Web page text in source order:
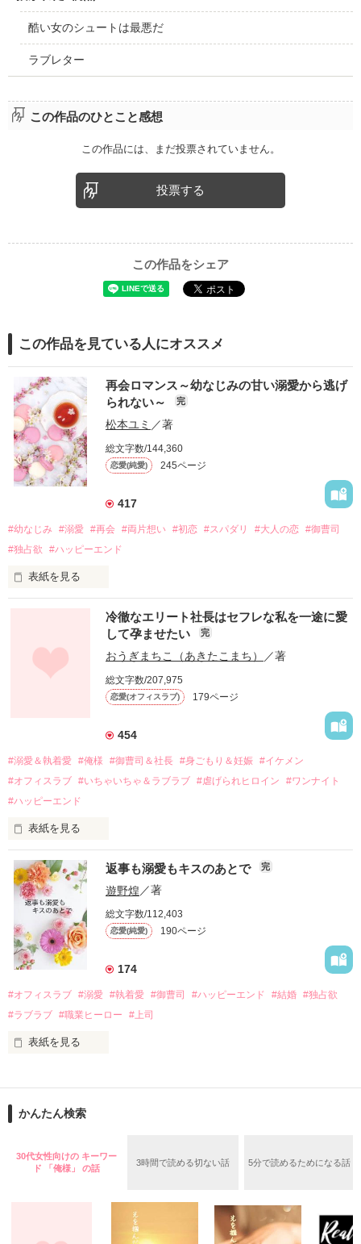
酷い女のシュートは最悪だ
ラブレター
この作品のひとこと感想
この作品には、まだ投票されていません。
投票する
この作品をシェア
この作品を見ている人にオススメ
再会ロマンス～幼なじみの甘い溺愛から逃げ
られない～
完
松本ユミ ／著
総文字数/144,360
恋愛(純愛) 245ページ
417
#幼なじみ #溺愛 #再会 #両片想い #初恋 #スパダリ #大人の恋 #御曹司
#独占欲
#ハッピーエンド
表紙を見る
幼なじみの哲平に淡い恋心を抱いていた美桜。
しかし、ある出来事をきっかけに二人の関係は壊れてしまう。
関係修復もできないまま、美桜は両親の離婚によって
引っ越すことになり、哲平とも離れ離れになった。
それから約十二年後。
過去の傷から、二度と会いたくないと思っていた哲平に
運命のような再会を果たす。
酔った勢いで一夜を共にしてしまった。
さらに、美桜が初めてだと知った哲平は
『責任をとる、結婚しよう』と真っ直ぐに告げてきた。
戸惑う美桜とは裏腹に、好きという気持ちを隠すことなく
甘やかしてくる。
そんなある日、哲平は美桜がストーカー被害に
遭っていることを知る。
美桜を守るため、哲平は同居を提案してきて――。
夏木美桜(なつきみお)
鳴海哲平 (なるみてっぺい)
2026.6.5～2026.7.25
＊以前、公開していた話の改稿版です＊
冷徹なエリート社長はセフレな私を一途に愛
して孕ませたい
完
おうぎまちこ（あきたこまち） ／著
総文字数/207,975
恋愛(オフィスラブ) 179ページ
454
#溺愛＆執着愛 #俺様 #御曹司＆社長 #身ごもり＆妊娠 #イケメン
#オフィスラブ #いちゃいちゃ＆ラブラブ #虐げられヒロイン
#ワンナイト
#ハッピーエンド
表紙を見る
おかしな噂を流されて前の職場でうまくいかなかった梅田美
桜は、海外で傷心旅行をしていたところ、日本人美青年と出会
い、酒の勢いもあり一夜限りの関係となる。
帰国後、美桜は新しい職場でワンナイトした美青年と再会。
なんと彼の正体は、とある財閥御曹司にも関わらず、一族を離
れて起業した新進気鋭の実業家、社内でも冷徹だと評判な社長
――御影恭司その人だったのだ――！
なぜか恭司から飼い猫の世話係を命じられた美桜は、猫の世
の関係となってしまい――？
返事も溺愛もキスのあとで 完
遊野煌／著
総文字数/112,403
恋愛(純愛) 190ページ
174
#オフィスラブ #溺愛 #執着愛 #御曹司 #ハッピーエンド #結婚 #独占欲
#ラブラブ #職業ヒーロー #上司
表紙を見る
ションの企画戦略室で働いている。
めた、同期で恋人の石垣守（26）がいるのだが、後輩の姫原由
いた。
守と由羅から『便利屋雛子』と馬鹿にされ、一人こっそり泣い
た上、同居まで提案してきて──？
鷹哉『宜しくな、俺の雛子』🦅
かんたん検索
30代女性向けの キーワー
ド 「俺様」 の話
3時間で読める切ない話 5分で読めるためになる話